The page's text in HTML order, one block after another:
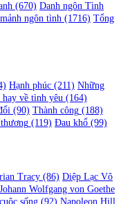
(670) Danh ngôn Tình
ngôn tình (1716) Tổng
Hạnh phúc (211) Những
về tình yêu (164)
(90) Thành công (188)
(119) Đau khổ (99)
Tracy (86) Diệp Lạc Vô
Johann Wolfgang von Goethe
sống (92) Napoleon Hill